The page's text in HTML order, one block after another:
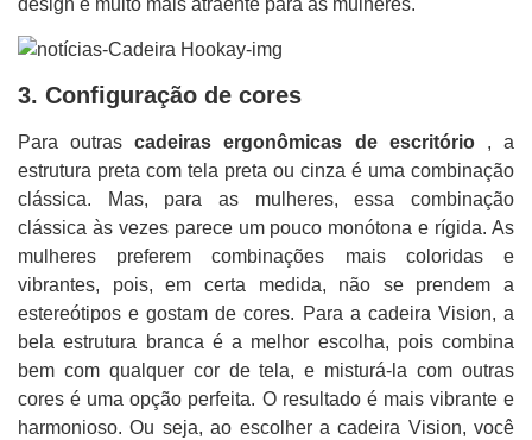
design é muito mais atraente para as mulheres.
3. Configuração de cores
Para outrascadeiras ergonômicas de escritório, a
estrutura preta com tela preta ou cinza é uma combinação
clássica. Mas, para as mulheres, essa combinação
clássica às vezes parece um pouco monótona e rígida. As
mulheres preferem combinações mais coloridas e
vibrantes, pois, em certa medida, não se prendem a
estereótipos e gostam de cores. Para a cadeira Vision, a
bela estrutura branca é a melhor escolha, pois combina
bem com qualquer cor de tela, e misturá-la com outras
cores é uma opção perfeita. O resultado é mais vibrante e
harmonioso. Ou seja, ao escolher a cadeira Vision, você